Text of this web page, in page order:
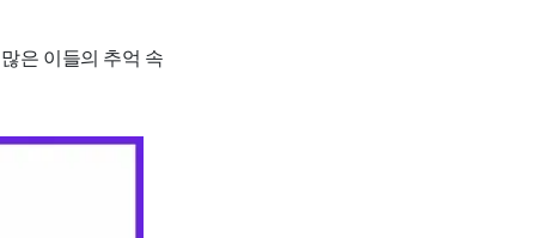
은 이들의 추억 속